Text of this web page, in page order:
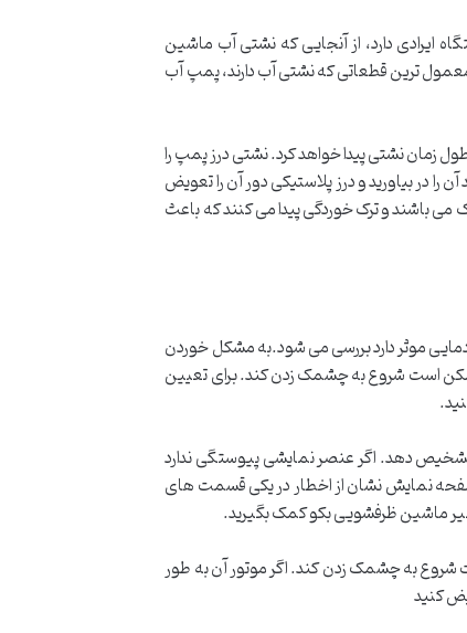
ایرادی دارد، از آنجایی که نشتی آب ماشین
ترین قطعاتی که نشتی آب دارند، پمپ آب
نشتی پیدا خواهد کرد. نشتی درز پمپ را
در بیاورید و درز پلاستیکی دور آن را تعویض
باشند و ترک خوردگی پیدا می کنند که باعث
موثر دارد بررسی می شود.به مشکل خوردن
است شروع به چشمک زدن کند. برای تعیین
دهد. اگر عنصر نمایشی پیوستگی ندارد
نمایش نشان از اخطار در یکی قسمت های
ماشین ظرفشویی بکو کمک بگیرید.
شروع به چشمک زدن کند. اگر موتور آن به طور
کنید